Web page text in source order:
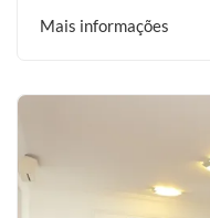
Mais informações